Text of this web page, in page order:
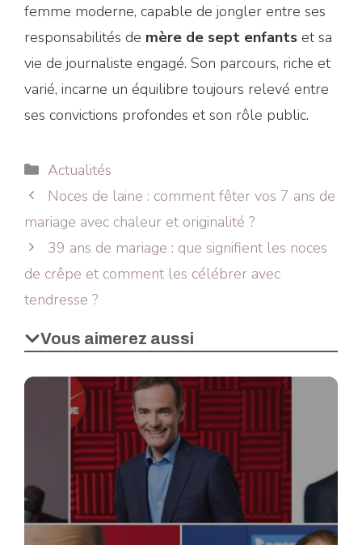
femme moderne, capable de jongler entre ses
responsabilités de mère de sept enfants et sa
vie de journaliste engagé. Son parcours, riche et
varié, incarne un équilibre toujours relevé entre
ses convictions profondes et son rôle public.
Catégories
Actualités
Noces de laine : comment fêter vos 7 ans de
mariage avec chaleur et originalité ?
39 ans de mariage : que signifient les noces
de crêpe et comment les célébrer avec
tendresse ?
Vous aimerez aussi